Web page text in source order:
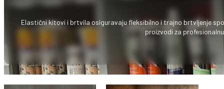
Elastični kitovi i brtvila osiguravaju fleksibilno i trajno brtvljenje
proizvodi za